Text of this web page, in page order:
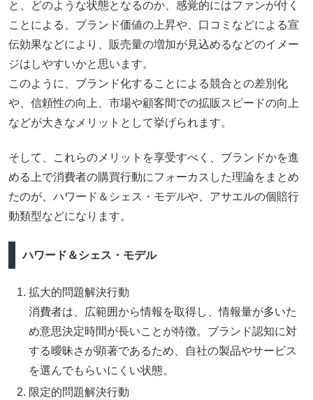
と、どのような状態となるのか、感覚的にはファンが付く
ことによる、ブランド価値の上昇や、口コミなどによる宣
伝効果などにより、販売量の増加が見込めるなどのイメー
ジはしやすいかと思います。
このように、ブランド化することによる競合との差別化
や、信頼性の向上、市場や顧客間での拡販スピードの向上
などが大きなメリットとして挙げられます。
そして、これらのメリットを享受すべく、ブランドかを進
める上で消費者の購買行動にフォーカスした理論をまとめ
たのが、ハワード＆シェス・モデルや、アサエルの個賠行
動類型などになります。
ハワード＆シェス・モデル
拡大的問題解決行動
消費者は、広範囲から情報を取得し、情報量が多いた
め意思決定時間が長いことが特徴。ブランド認知に対
する曖昧さが顕著であるため、自社の製品やサービス
を選んでもらいにくい状態。
限定的問題解決行動